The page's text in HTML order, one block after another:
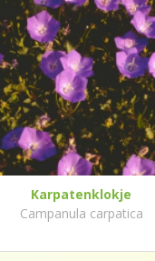
Karpatenklokje
Campanula carpatica